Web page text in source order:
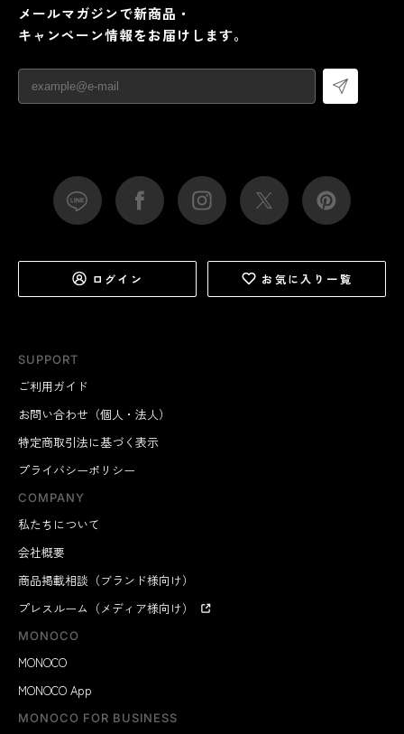
SUPPORT
ご利用ガイド
お問い合わせ（個人・法人）
特定商取引法に基づく表示
プライバシーポリシー
COMPANY
私たちについて
会社概要
商品掲載相談（ブランド様向け）
プレスルーム（メディア様向け）
MONOCO
MONOCO
MONOCO App
MONOCO FOR BUSINESS
メールマガジンで新商品・
キャンペーン情報をお届けします。
ログイン お気に入り一覧